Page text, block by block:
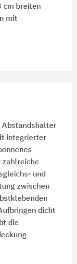
cm breiten
mit
Abstandshalter
integrierter
zahlreiche
und
zwischen
dicht
die